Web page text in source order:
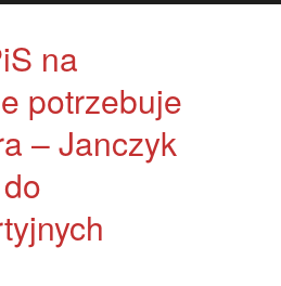
na
potrzebuje
– Janczyk